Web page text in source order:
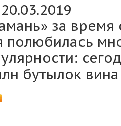
за время
полюбилась
бутылок